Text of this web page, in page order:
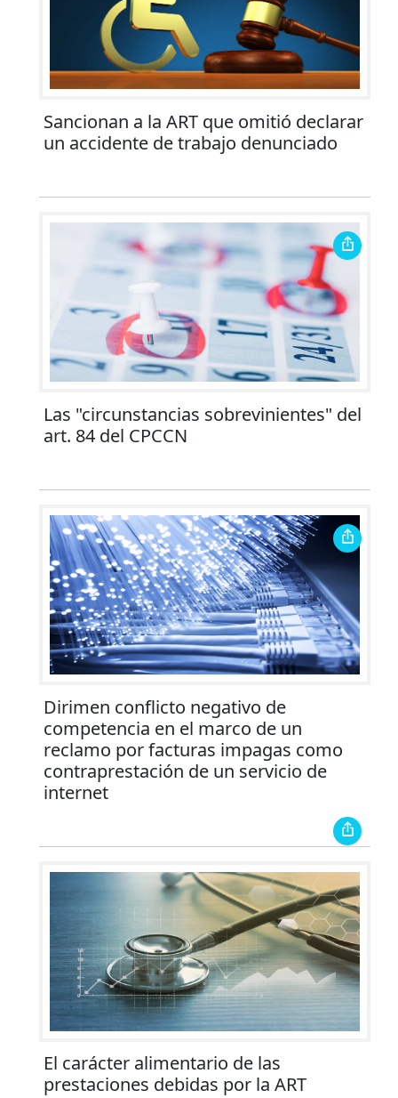
Sancionan a la ART que omitió declarar
un accidente de trabajo denunciado
Las "circunstancias sobrevinientes" del
art. 84 del CPCCN
Dirimen conflicto negativo de
competencia en el marco de un
reclamo por facturas impagas como
contraprestación de un servicio de
internet
El carácter alimentario de las
prestaciones debidas por la ART